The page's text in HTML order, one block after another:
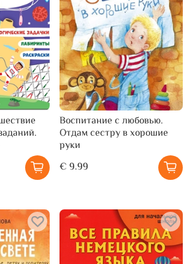
Воспитание с любовью.
Отдам сестру в хорошие
руки
€ 9.99